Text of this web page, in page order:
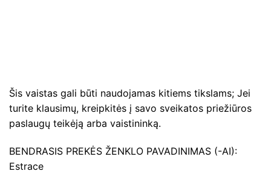
Šis vaistas gali būti naudojamas kitiems tikslams; Jei
turite klausimų, kreipkitės į savo sveikatos priežiūros
paslaugų teikėją arba vaistininką.
BENDRASIS PREKĖS ŽENKLO PAVADINIMAS (-AI):
Estrace